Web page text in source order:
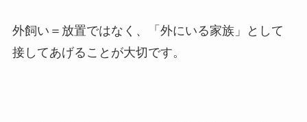
外飼い＝放置ではなく、「外にいる家族」として
接してあげることが大切です。